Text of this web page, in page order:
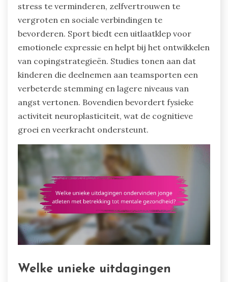
stress te verminderen, zelfvertrouwen te
vergroten en sociale verbindingen te
bevorderen. Sport biedt een uitlaatklep voor
emotionele expressie en helpt bij het ontwikkelen
van copingstrategieën. Studies tonen aan dat
kinderen die deelnemen aan teamsporten een
verbeterde stemming en lagere niveaus van
angst vertonen. Bovendien bevordert fysieke
activiteit neuroplasticiteit, wat de cognitieve
groei en veerkracht ondersteunt.
Welke unieke uitdagingen